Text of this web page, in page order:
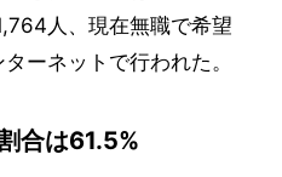
人、現在無職で希望
ーネットで行われた。
合は61.5%